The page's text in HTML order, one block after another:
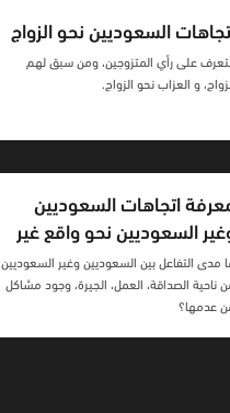
السعوديين نحو الزواج
على رأي المتزوجين، ومن سبق لهم
و العزاب نحو الزواج.
اتجاهات السعوديين
السعوديين نحو واقع غير
العاملين في
مدى التفاعل بين السعوديين وغير السعوديين
ناحية الصداقة، العمل، الجيرة، وجود مشاكل
عدمها؟